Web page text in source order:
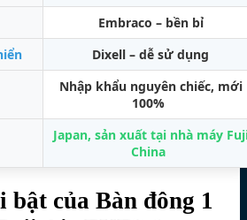
Embraco – bền bỉ
Dixell – dễ sử dụng
Nhập khẩu nguyên chiếc, mới
100%
Japan, sản xuất tại nhà máy
China
bật của Bàn đông 1